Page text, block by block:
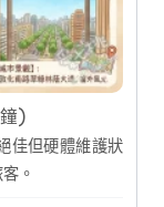
)
佳但硬體維護狀
。